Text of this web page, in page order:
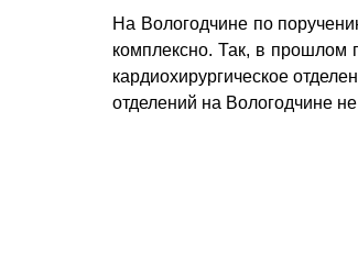
На Вологодчине по
комплексно. Так, в прошлом
кардиохирургическое
отделений на Вологодчине